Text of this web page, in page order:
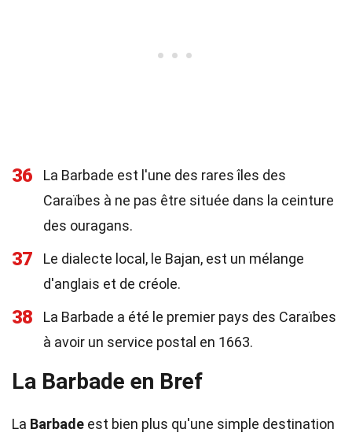
36
La Barbade est l'une des rares îles des
Caraïbes à ne pas être située dans la ceinture
des ouragans.
37
Le dialecte local, le Bajan, est un mélange
d'anglais et de créole.
38
La Barbade a été le premier pays des Caraïbes
à avoir un service postal en 1663.
La Barbade en Bref
La Barbade est bien plus qu'une simple destination